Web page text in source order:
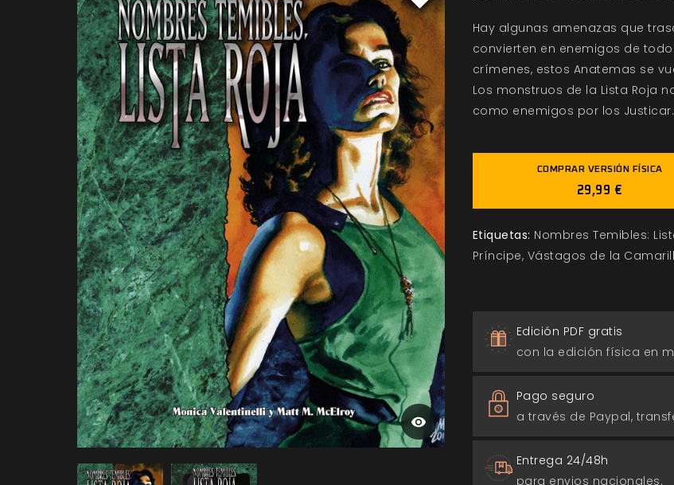
Hay algunas amenazas que
convierten en enemigos de
crímenes, estos Anatemas se
Los monstruos de la Lista Roja
como enemigos por los Justicar.
COMPRAR VERSIÓN FÍSICA
29,99 €
Etiquetas: Nombres Temibles:
Príncipe Vástagos de la
Edición PDF gratis
con la edición física en
Pago seguro
a través de Paypal,
Entrega 24/48h
para envios nacionales.